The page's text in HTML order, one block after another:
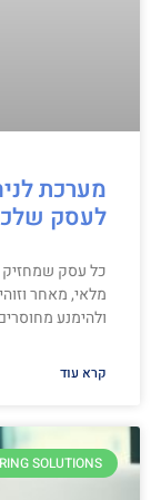
מערכת
לעסק
כל עסק שמחזיק
מלאי, מאחר
ולהימנע
קרא עוד
SOLUTIONS